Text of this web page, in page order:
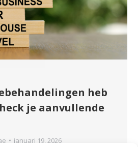
heb
je aanvullende
januari 19, 2026